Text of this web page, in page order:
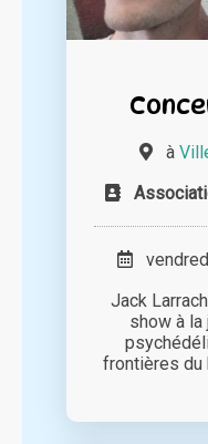
à
Jack
show à la
frontières du